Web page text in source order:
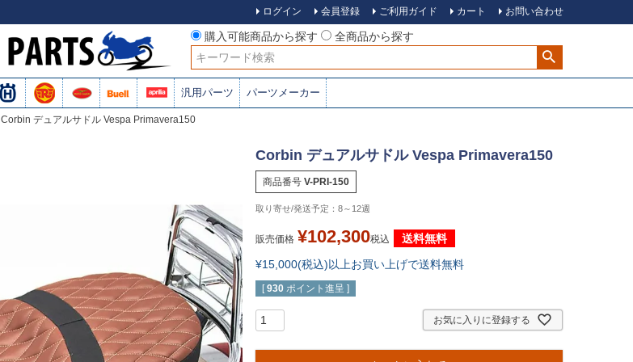
ログイン 会員登録 ご利用ガイド カート お問い合わせ
購入可能商品から探す
全商品から探す
検索
汎用パーツ パーツメーカー
Corbin デュアルサドル Vespa Primavera150
Corbin デュアルサドル Vespa Primavera150
商品番号 V-PRI-150
8～12週
販売価格 ¥102,300税込
送料無料
¥15,000(税込)以上お買い上げで送料無料
[ 930 ポイント進呈 ]
お気に入りに登録する